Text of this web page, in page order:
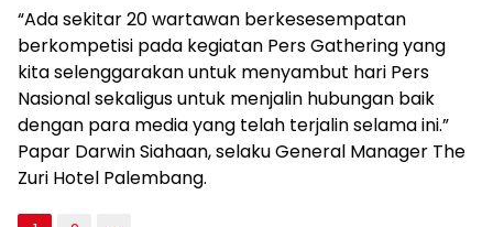
“Ada sekitar 20 wartawan berkesesempatan
berkompetisi pada kegiatan Pers Gathering yang
kita selenggarakan untuk menyambut hari Pers
Nasional sekaligus untuk menjalin hubungan baik
dengan para media yang telah terjalin selama ini.”
Papar Darwin Siahaan, selaku General Manager The
Zuri Hotel Palembang.